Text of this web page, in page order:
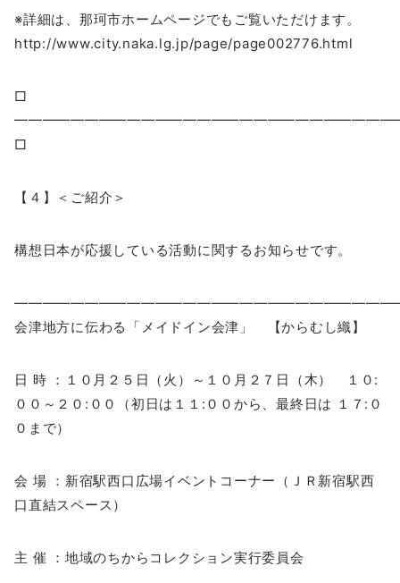
※詳細は、那珂市ホームページでもご覧いただけます。
http://www.city.naka.lg.jp/page/page002776.html
□
□
【４】＜ご紹介＞
構想日本が応援している活動に関するお知らせです。
会津地方に伝わる「メイドイン会津」 【からむし織】
日 時 ：１０月２５日（火）～１０月２７日（木） １０:
００～２０:００（初日は１１:００から、最終日は １７:０
０まで）
会 場 ：新宿駅西口広場イベントコーナー（ＪＲ新宿駅西
口直結スペース）
主 催 ：地域のちからコレクション実行委員会